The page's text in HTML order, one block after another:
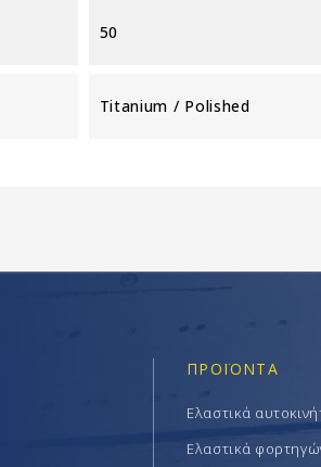
50
Titanium / Polished
ΠΡΟΪΟΝΤΑ
Ελαστικά
Ελαστικά